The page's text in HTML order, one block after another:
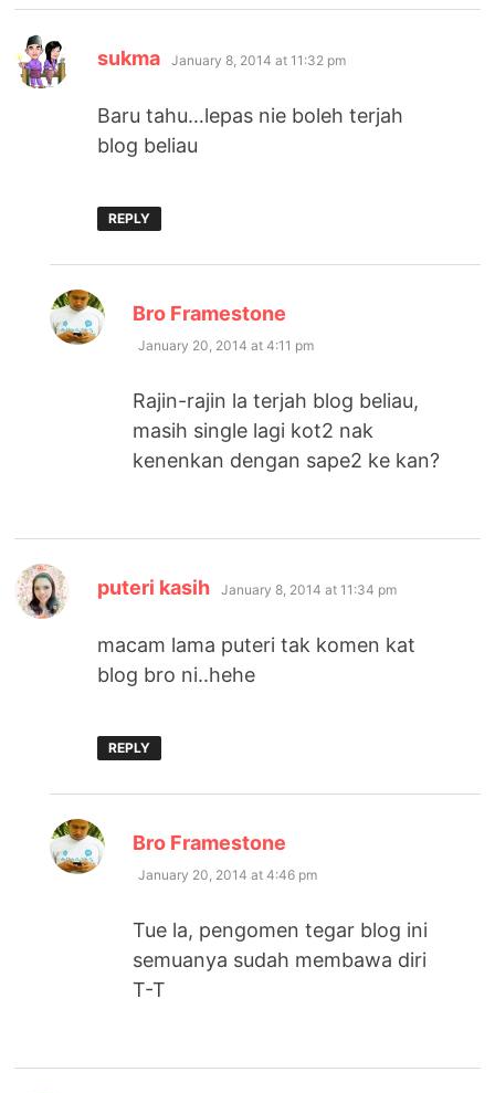
sukma says:
January 8, 2014 at 11:32 pm
Baru tahu…lepas nie boleh terjah
blog beliau
REPLY
Bro Framestone
January 20, 2014 at 4:11 pm
Rajin-rajin la terjah blog beliau,
masih single lagi kot2 nak
kenenkan dengan sape2 ke kan?
puteri kasih says:
January 8, 2014 at 11:34 pm
macam lama puteri tak komen kat
blog bro ni..hehe
REPLY
Bro Framestone
January 20, 2014 at 4:46 pm
Tue la, pengomen tegar blog ini
semuanya sudah membawa diri
T-T